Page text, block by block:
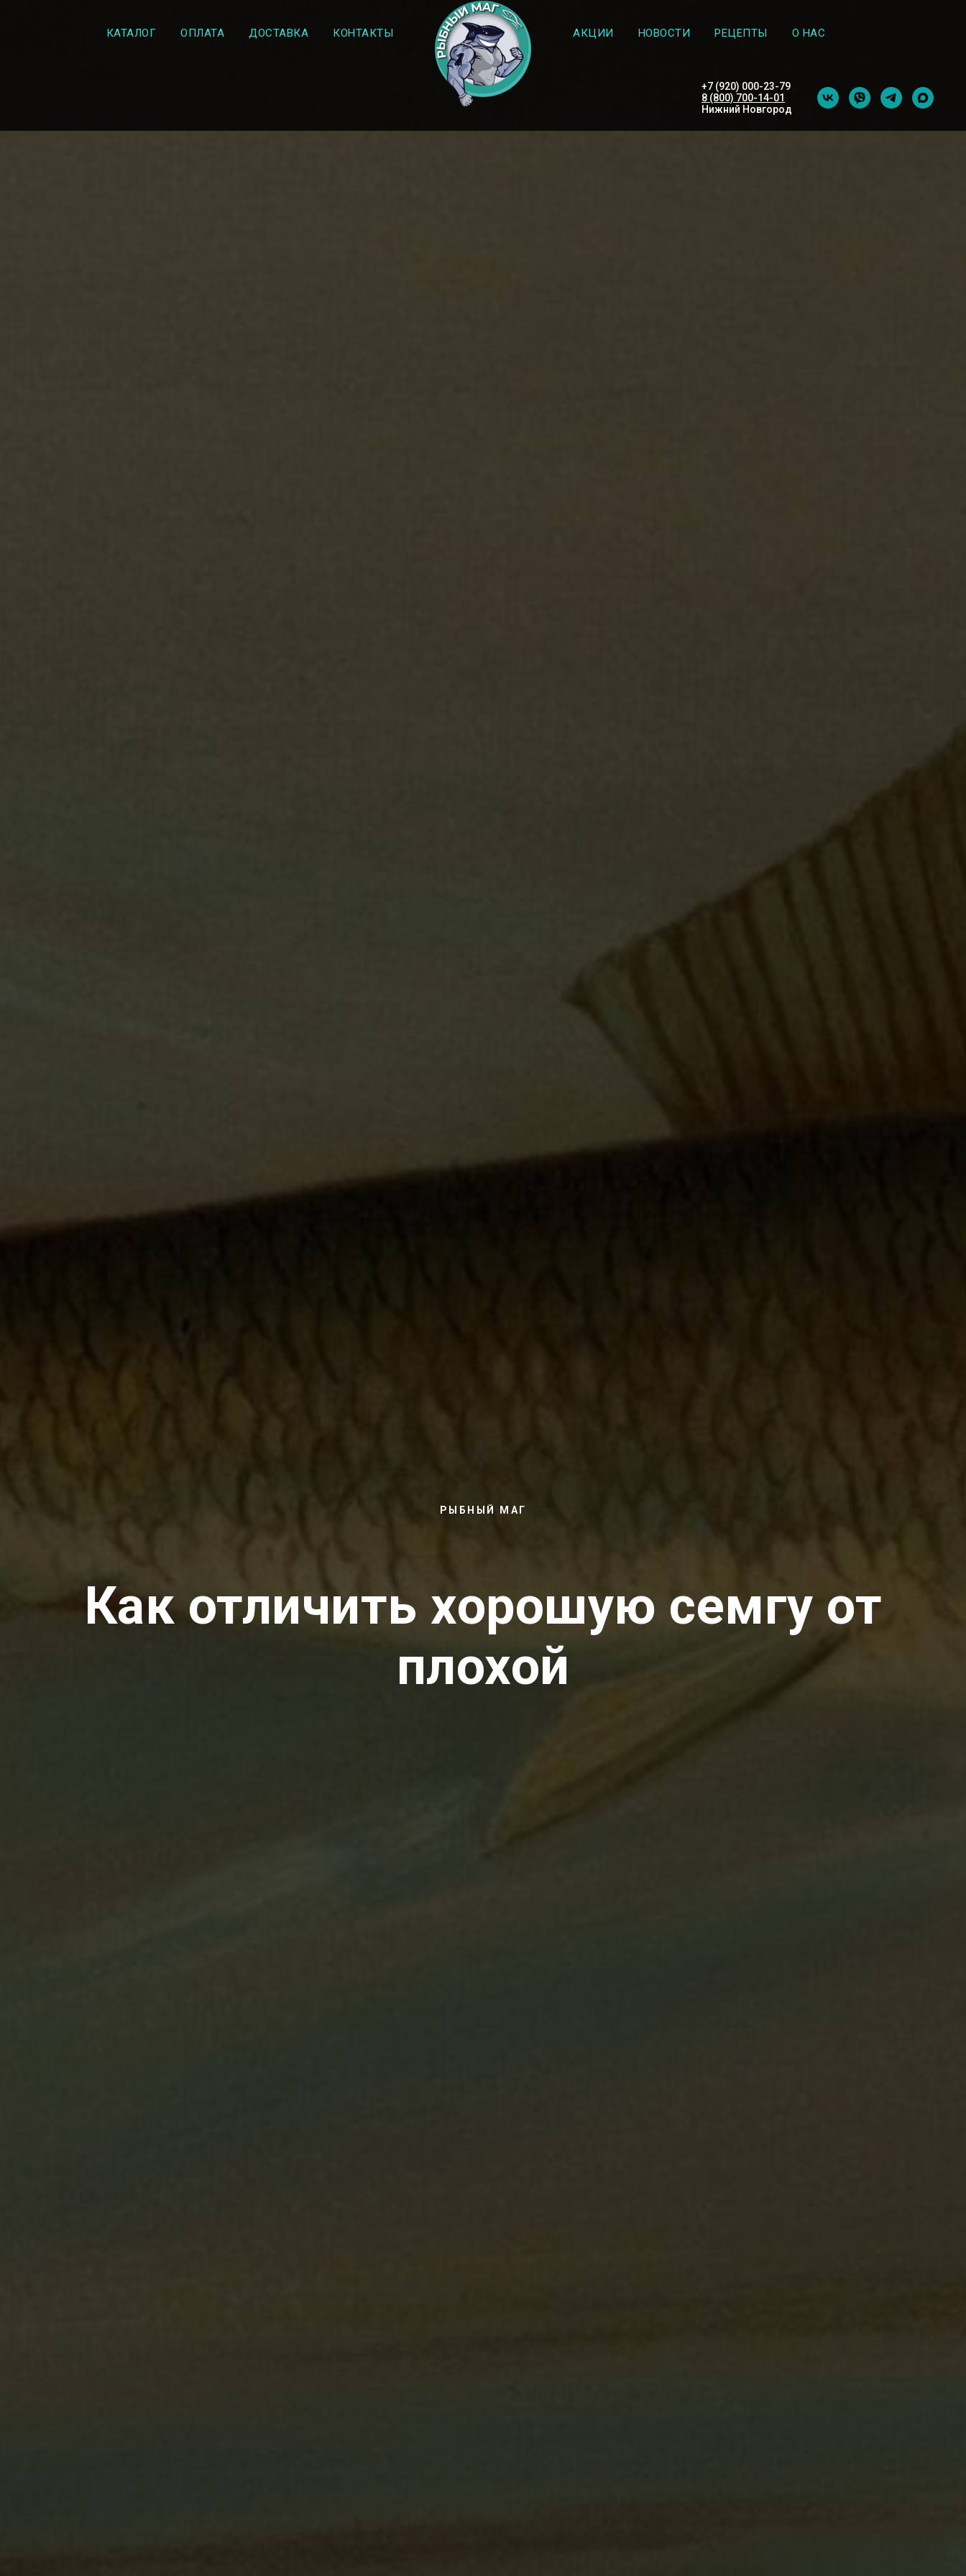
КАТАЛОГ ОПЛАТА ДОСТАВКА КОНТАКТЫ АКЦИИ НОВОСТИ РЕЦЕПТЫ О НАС
+7 (920) 000-23-79
8 (800) 700-14-01
Нижний Новгород
РЫБНЫЙ МАГ
Как отличить хорошую семгу от
плохой